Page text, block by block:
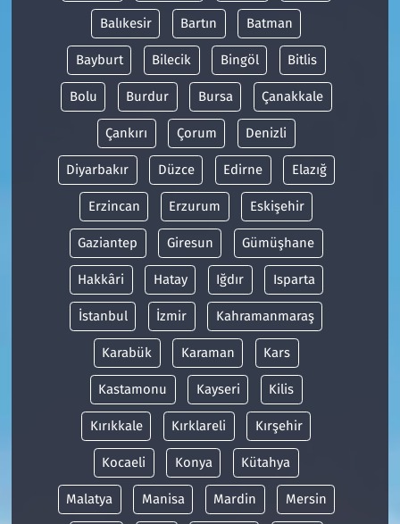
Balıkesir Bartın Batman
Bayburt Bilecik Bingöl Bitlis
Bolu Burdur Bursa Çanakkale
Çankırı Çorum Denizli
Diyarbakır Düzce Edirne Elazığ
Erzincan Erzurum Eskişehir
Gaziantep Giresun Gümüşhane
Hakkâri Hatay Iğdır Isparta
İstanbul İzmir Kahramanmaraş
Karabük Karaman Kars
Kastamonu Kayseri Kilis
Kırıkkale Kırklareli Kırşehir
Kocaeli Konya Kütahya
Malatya Manisa Mardin Mersin